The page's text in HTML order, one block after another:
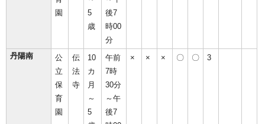
園
5
歳
後7
時00
分
丹陽南
公
立
保
育
園
伝
法
寺
10
カ
月
～
5
午前
7時
30分
～午
後7
× × × 〇 〇 3